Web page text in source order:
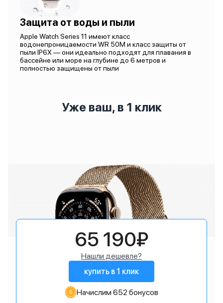
Защита от воды и пыли
Apple Watch Series 11 имеют класс
водонепроницаемости WR 50M и класс защиты от
пыли IP6X — они идеально подходят для плавания в
бассейне или море на глубине до 6 метров и
полностью защищены от пыли
Уже ваш, в 1 клик
65 190₽
Нашли дешевле?
купить в 1 клик
Начислим 652 бонусов